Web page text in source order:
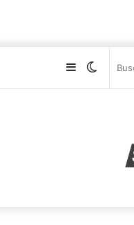
Switch
Sidebar